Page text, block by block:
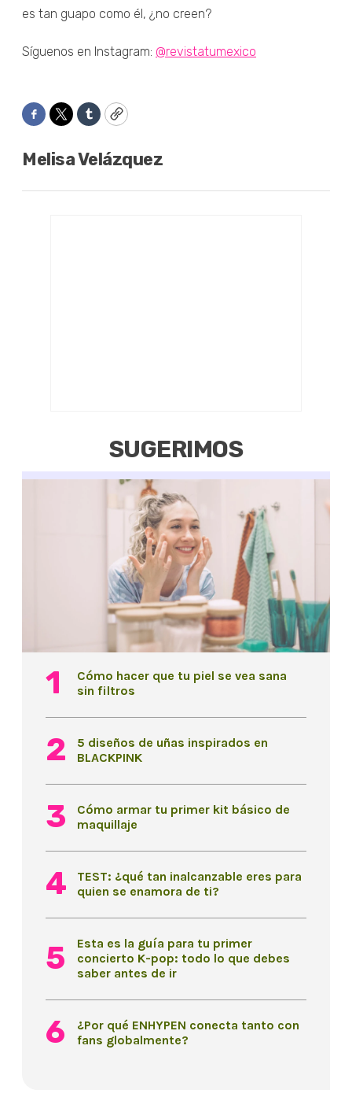
es tan guapo como él, ¿no creen?
Síguenos en Instagram: @revistatumexico
Facebook
TwitterTumblrCopy
Melisa Velázquez
SUGERIMOS
Cómo hacer que tu piel se vea sana
sin filtros
5 diseños de uñas inspirados en
BLACKPINK
Cómo armar tu primer kit básico de
maquillaje
TEST: ¿qué tan inalcanzable eres para
quien se enamora de ti?
Esta es la guía para tu primer
concierto K-pop: todo lo que debes
saber antes de ir
¿Por qué ENHYPEN conecta tanto con
fans globalmente?